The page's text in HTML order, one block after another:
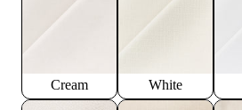
Cream White